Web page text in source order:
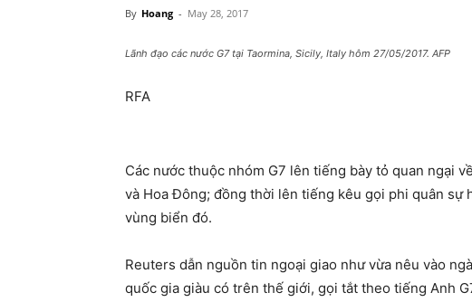
By Hoang - May 28, 2017
Lãnh đạo các nước G7 tại Taormina, Sicily, Italy hôm 27/05/2017. AFP
RFA
Các nước thuộc nhóm G7 lên tiếng bày tỏ quan ngại
và Hoa Đông; đồng thời lên tiếng kêu gọi phi quân sự
vùng biển đó.
Reuters dẫn nguồn tin ngoại giao như vừa nêu vào
quốc gia giàu có trên thế giới, gọi tắt theo tiếng Anh